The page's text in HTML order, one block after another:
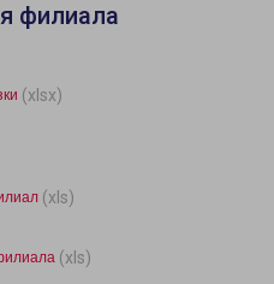
филиала
(xlsx)
(xls)
(xls)